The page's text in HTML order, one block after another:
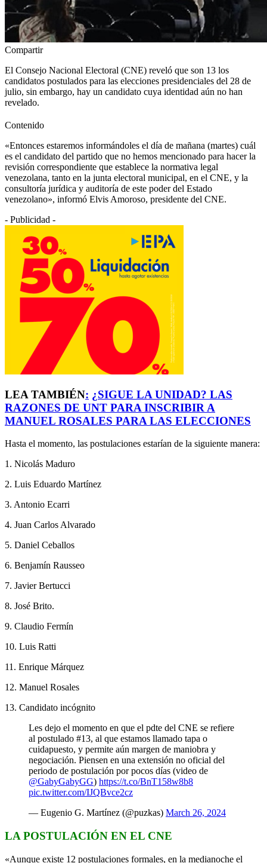
Compartir
El Consejo Nacional Electoral (CNE) reveló que son 13 los
candidatos postulados para las elecciones presidenciales del 28 de
julio, sin embargo, hay un candidato cuya identidad aún no han
revelado.
Contenido
«Entonces estaremos informándoles el día de mañana (martes) cuál
es el candidato del partido que no hemos mencionado para hacer la
revisión correspondiente que establece la normativa legal
venezolana, tanto en la junta electoral municipal, en el CNE, y la
consultoría jurídica y auditoría de este poder del Estado
venezolano», informó Elvis Amoroso, presidente del CNE.
- Publicidad -
LEA TAMBIÉN: ¿SIGUE LA UNIDAD? LAS
RAZONES DE UNT PARA INSCRIBIR A
MANUEL ROSALES PARA LAS ELECCIONES
Hasta el momento, las postulaciones estarían de la siguiente manera:
1.⁠ ⁠Nicolás Maduro
2.⁠ ⁠Luis Eduardo Martínez
3.⁠ ⁠Antonio Ecarri
4.⁠ ⁠Juan Carlos Alvarado
5.⁠ ⁠Daniel Ceballos
6.⁠ ⁠Benjamín Rausseo
7. Javier Bertucci
8.⁠ ⁠José Brito.
9. Claudio Fermín
10. Luis Ratti
11. Enrique Márquez
12. Manuel Rosales
13. Candidato incógnito
Les dejo el momento en que el pdte del CNE se refiere
al postulado #13, al que estamos llamado tapa o
cuidapuesto, y permite aún margen de maniobra y
negociación. Piensen en una extensión no oficial del
periodo de postulación por pocos días (video de
@GabyGabyGG) https://t.co/BnT158w8b8
pic.twitter.com/IJQBvce2cz
— Eugenio G. Martínez (@puzkas) March 26, 2024
LA POSTULACIÓN EN EL CNE
«Aunque existe 12 postulaciones formales, en la medianoche el